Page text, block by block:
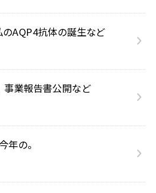
AQP4抗体の誕生など
業報告書公開など
年の。